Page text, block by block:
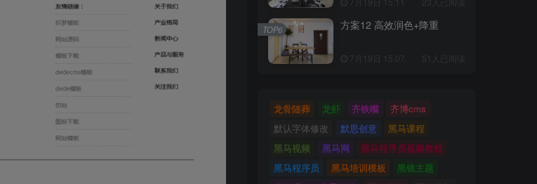
方案12 高效润色+降重
7月19日 15:07 51人已阅读
TOP6
龙骨随葬 龙虾 齐铁嘴
齐博cms
默认字体修改
默思创意
黑马课程
黑马视频
黑马网
黑马程序员视频教程
黑马程序员
黑马培训模板
黑镜主题